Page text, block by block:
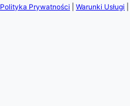
Polityka Prywatności Warunki Usługi